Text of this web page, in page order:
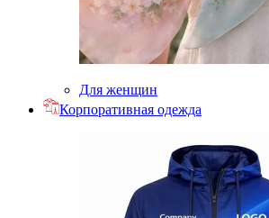
Для женщин
Корпоративная одежда